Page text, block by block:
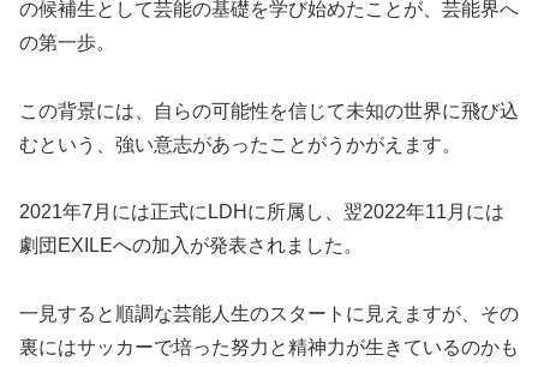
の候補生として芸能の基礎を学び始めたことが、芸能界へ
の第一歩。
この背景には、自らの可能性を信じて未知の世界に飛び込
むという、強い意志があったことがうかがえます。
2021年7月には正式にLDHに所属し、翌2022年11月には
劇団EXILEへの加入が発表されました。
一見すると順調な芸能人生のスタートに見えますが、その
裏にはサッカーで培った努力と精神力が生きているのかも